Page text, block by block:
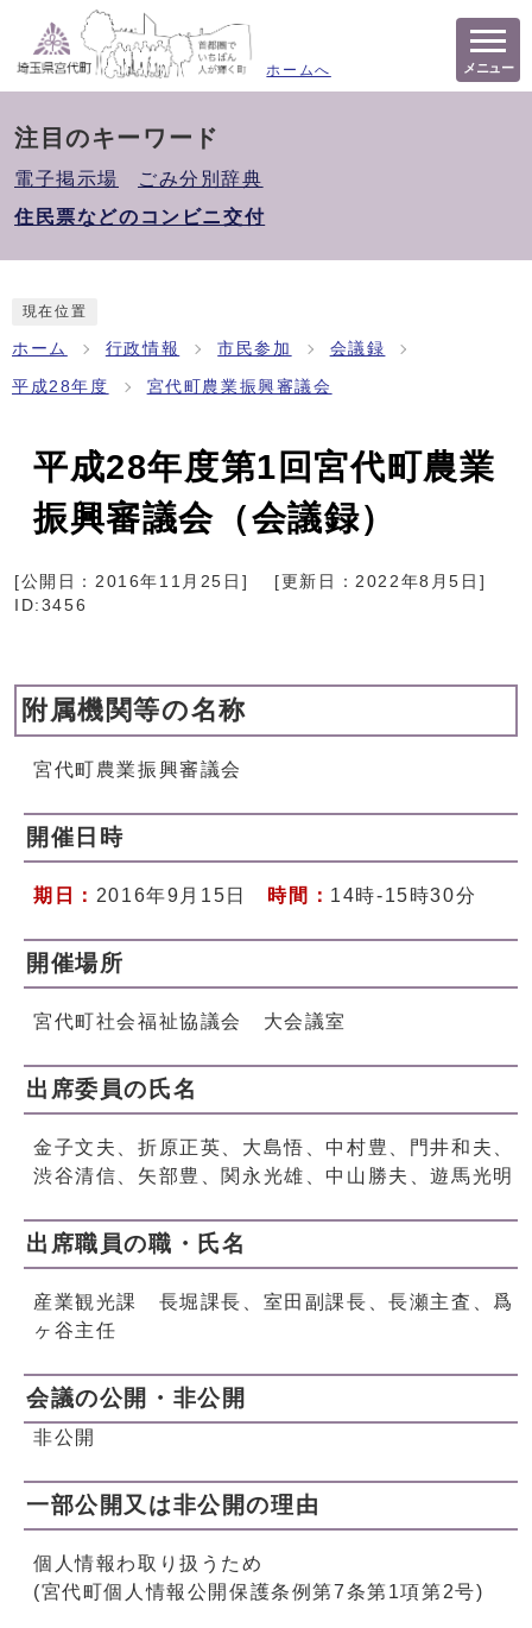
ホームへ メニュー
注目のキーワード
電子掲示場
ごみ分別辞典
住民票などのコンビニ交付
現在位置
ホーム 行政情報 市民参加 会議録
平成28年度 宮代町農業振興審議会
平成28年度第1回宮代町農業
振興審議会（会議録）
[公開日： 2016年11月25日 ] [更新日：2022年8月5日 ]
ID:3456
附属機関等の名称
宮代町農業振興審議会
開催日時
期日： 2016年9月15日 時間： 14時-15時30分
開催場所
宮代町社会福祉協議会 大会議室
出席委員の氏名
金子文夫、折原正英、大島悟、中村豊、門井和夫、
渋谷清信、矢部豊、関永光雄、中山勝夫、遊馬光明
出席職員の職・氏名
産業観光課 長堀課長、室田副課長、長瀬主査、爲
ヶ谷主任
会議の公開・非公開
非公開
一部公開又は非公開の理由
個人情報わ取り扱うため
(宮代町個人情報公開保護条例第7条第1項第2号)